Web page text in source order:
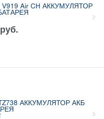
V919 Air CH АККУМУЛЯТОР
руб.
АККУМУЛЯТОР АКБ